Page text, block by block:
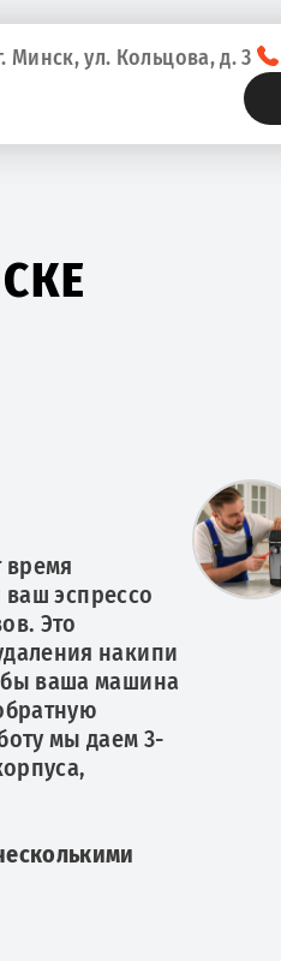
Минск, ул. Кольцова, д. 3
время
эспрессо
Это
накипи
ваша машина
мы даем 3-